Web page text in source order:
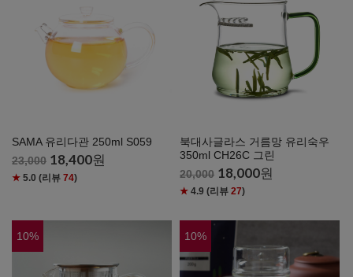
SAMA 유리다관 250ml S059
23,000 18,400원
★ 5.0 (리뷰 74)
북대사글라스 거름망 유리숙우
350ml CH26C 그린
20,000 18,000원
★ 4.9 (리뷰27)
10% 10%